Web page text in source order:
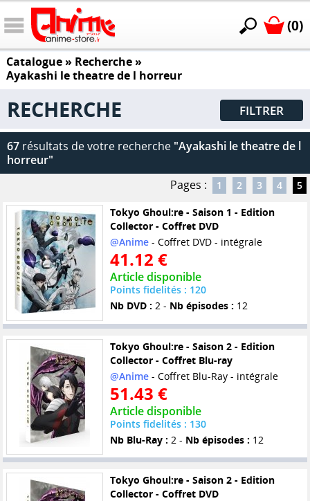
(0)
Catalogue» Recherche »
Ayakashi le theatre de l horreur
RECHERCHE FILTRER
67 résultats de votre recherche "Ayakashi le theatre de l
horreur"
Pages :
1 2 3 4 5
Tokyo Ghoul:re - Saison 1 - Edition
Collector - Coffret DVD
@Anime- Coffret DVD - intégrale
41.12 €
Article disponible
Points fidelités : 120
Nb DVD : 2 - Nb épisodes : 12
Tokyo Ghoul:re - Saison 2 - Edition
Collector - Coffret Blu-ray
@Anime- Coffret Blu-Ray - intégrale
51.43 €
Article disponible
Points fidelités : 130
Nb Blu-Ray : 2 - Nb épisodes : 12
Tokyo Ghoul:re - Saison 2 - Edition
Collector - Coffret DVD